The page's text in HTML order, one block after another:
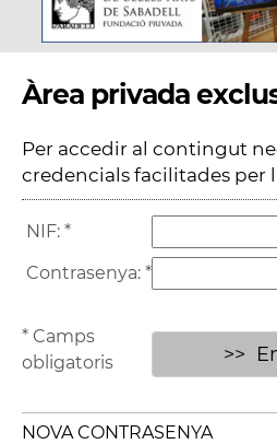
Àrea privada
Per accedir al contingut
credencials facilitades per
NIF: *
Contrasenya: *
* Camps
obligatoris
NOVA CONTRASENYA